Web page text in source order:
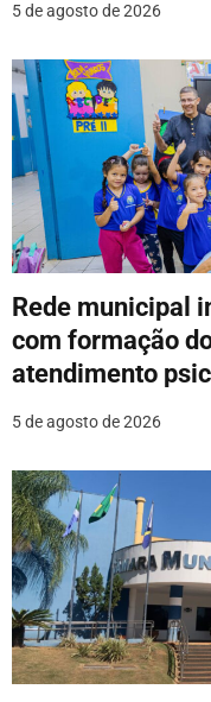
5 de agosto de 2026
Rede municipal
com formação
atendimento
5 de agosto de 2026